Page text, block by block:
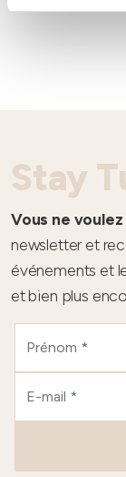
Stay
Vous ne
newsletter et
événements et
et bien plus